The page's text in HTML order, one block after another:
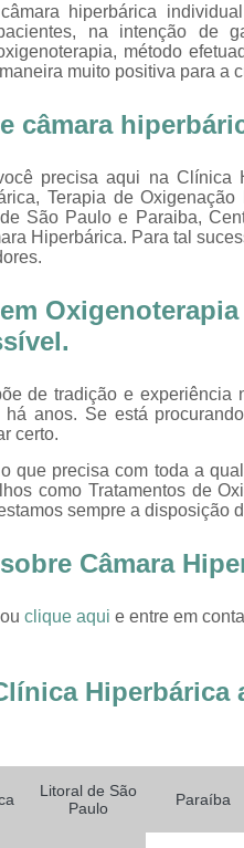
hiperbárica
na intenção de
método
muito positiva para a
câmara
precisa aqui na Clínica
Terapia de
São Paulo e Paraiba,
Hiperbárica. Para tal
de tradição e experiência
há anos. Se está
certo.
que precisa com toda a
como Tratamentos de
sempre a disposição
Câmara
ou clique aqui e entre em
Hiperbárica
Litoral de São
Paulo
Paraíba